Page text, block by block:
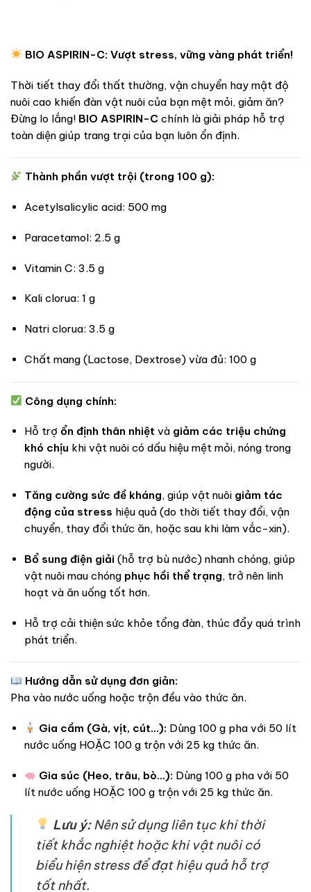
BIO ASPIRIN-C: Vượt stress, vững vàng phát triển!
Thời tiết thay đổi thất thường, vận chuyển hay mật độ
nuôi cao khiến đàn vật nuôi của bạn mệt mỏi, giảm ăn?
Đừng lo lắng! BIO ASPIRIN-C chính là giải pháp hỗ trợ
toàn diện giúp trang trại của bạn luôn ổn định.
Thành phần vượt trội (trong 100 g):
Acetylsalicylic acid: 500 mg
Paracetamol: 2.5 g
Vitamin C: 3.5 g
Kali clorua: 1 g
Natri clorua: 3.5 g
Chất mang (Lactose, Dextrose) vừa đủ: 100 g
Công dụng chính:
Hỗ trợ ổn định thân nhiệt và giảm các triệu chứng
khó chịu khi vật nuôi có dấu hiệu mệt mỏi, nóng trong
người.
Tăng cường sức đề kháng, giúp vật nuôi giảm tác
động của stress hiệu quả (do thời tiết thay đổi, vận
chuyển, thay đổi thức ăn, hoặc sau khi làm vắc-xin).
Bổ sung điện giải (hỗ trợ bù nước) nhanh chóng, giúp
vật nuôi mau chóng phục hồi thể trạng, trở nên linh
hoạt và ăn uống tốt hơn.
Hỗ trợ cải thiện sức khỏe tổng đàn, thúc đẩy quá trình
phát triển.
Hướng dẫn sử dụng đơn giản:
Pha vào nước uống hoặc trộn đều vào thức ăn.
Gia cầm (Gà, vịt, cút…): Dùng 100 g pha với 50 lít
nước uống HOẶC 100 g trộn với 25 kg thức ăn.
Gia súc (Heo, trâu, bò…): Dùng 100 g pha với 50
lít nước uống HOẶC 100 g trộn với 25 kg thức ăn.
Lưu ý:Nên sử dụng liên tục khi thời
tiết khắc nghiệt hoặc khi vật nuôi có
biểu hiện stress để đạt hiệu quả hỗ trợ
tốt nhất.